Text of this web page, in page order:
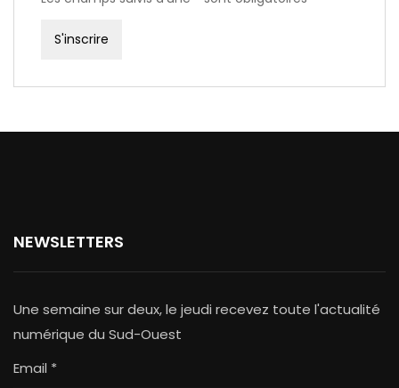
NEWSLETTERS
Une semaine sur deux, le jeudi recevez toute l'actualité
numérique du Sud-Ouest
Email *